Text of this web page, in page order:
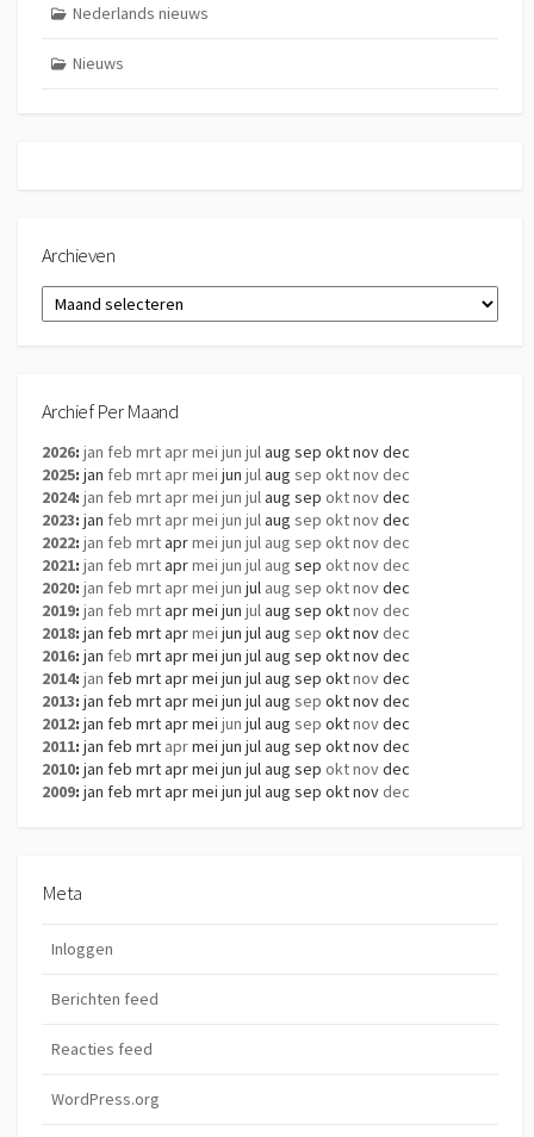
Nederlands nieuws
Nieuws
Archieven
Archieven
Archief Per Maand
2026: jan feb mrt aprmei jun julaug sep oktnovdec
2025: jan feb mrt aprmei jun julaug sep oktnov dec
2024: jan feb mrt aprmei jun julaug sep oktnovdec
2023: jan feb mrt aprmei jun julaug sep oktnovdec
2022: jan feb mrtaprmei jun jul aug sep oktnov dec
2021: jan feb mrtaprmei jun jul aug sep oktnov dec
2020: jan feb mrt aprmei jun jul aug sep oktnovdec
2019: jan feb mrtaprmei jun julaug sep oktnov dec
2018: jan feb mrtaprmei jun julaug sep oktnov dec
2016: jan feb mrtaprmei jun julaug sep oktnovdec
2014: jan feb mrtaprmei jun julaug sep oktnovdec
2013: jan feb mrtaprmei jun julaug sep oktnovdec
2012: jan feb mrtaprmei jun julaug sep oktnovdec
2011: jan feb mrt aprmei jun julaug sep oktnovdec
2010: jan feb mrtaprmei jun julaug sep oktnovdec
2009: jan feb mrtaprmei jun julaug sep oktnov dec
Meta
Inloggen
Berichten feed
Reacties feed
WordPress.org